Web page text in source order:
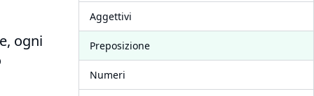
ogni
Aggettivi
Preposizione
Numeri